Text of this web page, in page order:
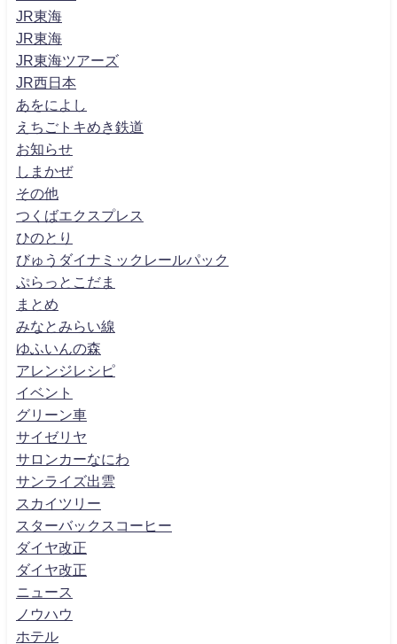
JR東海
JR東海
JR東海ツアーズ
JR西日本
あをによし
えちごトキめき鉄道
お知らせ
しまかぜ
その他
つくばエクスプレス
ひのとり
びゅうダイナミックレールパック
ぷらっとこだま
まとめ
みなとみらい線
ゆふいんの森
アレンジレシピ
イベント
グリーン車
サイゼリヤ
サロンカーなにわ
サンライズ出雲
スカイツリー
スターバックスコーヒー
ダイヤ改正
ダイヤ改正
ニュース
ノウハウ
ホテル